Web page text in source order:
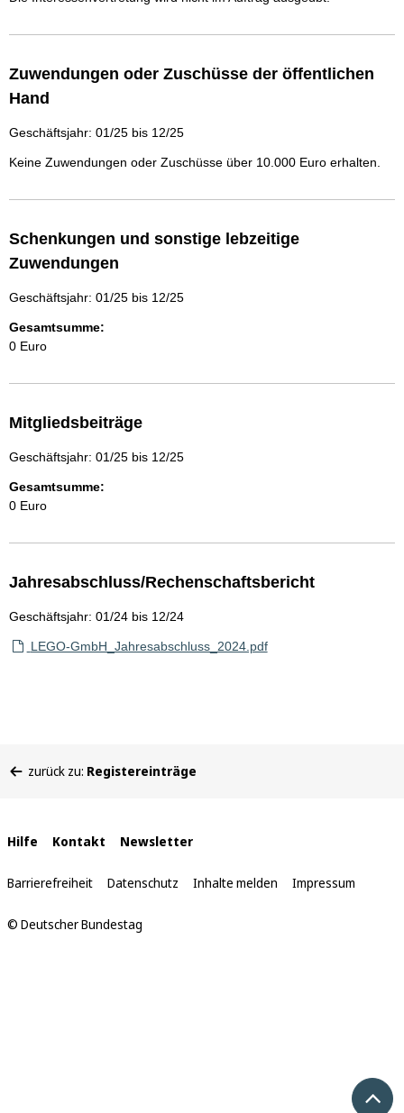
Zuwendungen oder Zuschüsse der öffentlichen
Hand
Geschäftsjahr: 01/25 bis 12/25
Keine Zuwendungen oder Zuschüsse über 10.000 Euro erhalten.
Schenkungen und sonstige lebzeitige
Zuwendungen
Geschäftsjahr: 01/25 bis 12/25
Gesamtsumme:
0 Euro
Mitgliedsbeiträge
Geschäftsjahr: 01/25 bis 12/25
Gesamtsumme:
0 Euro
Jahresabschluss/Rechenschaftsbericht
Geschäftsjahr: 01/24 bis 12/24
LEGO-GmbH_Jahresabschluss_2024.pdf
befinden
zurück zu: Registereinträge
Interne
Links
Hilfe Kontakt Newsletter
Barrierefreiheit Datenschutz Inhalte melden Impressum
© Deutscher Bundestag